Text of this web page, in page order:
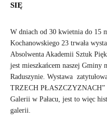
SIĘ
W dniach od 30 kwietnia do 15
Kochanowskiego 23 trwała
Absolwenta Akademii Sztuk
jest mieszkańcem naszej Gminy
Raduszynie. Wystawa
TRZECH PŁASZCZYZNACH”
Galerii w Pałacu, jest to więc
galerii.